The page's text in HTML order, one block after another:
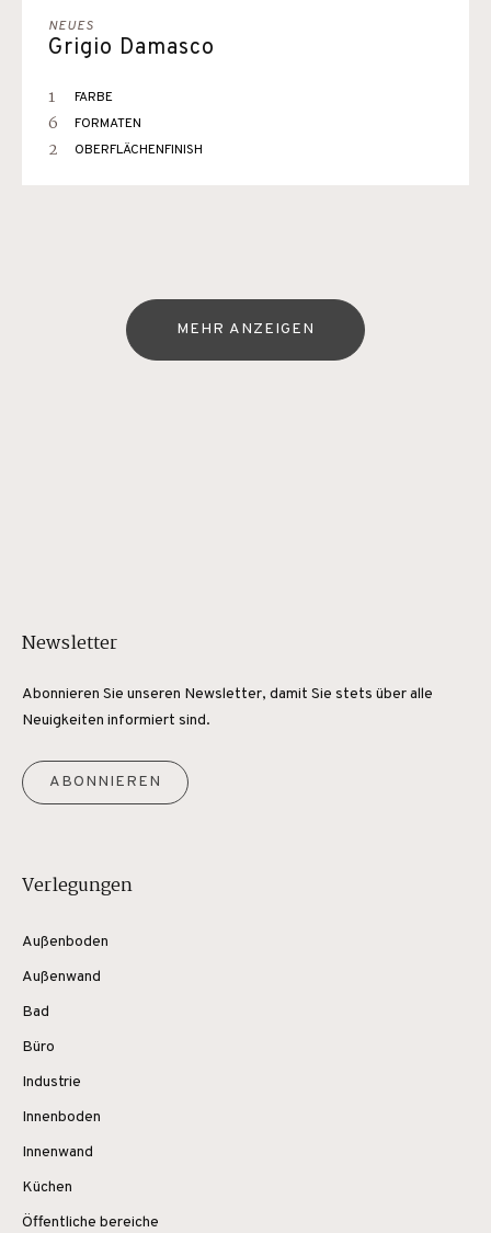
NEUES
Grigio Damasco
1 FARBE
6 FORMATEN
2 OBERFLÄCHENFINISH
MEHR ANZEIGEN
Newsletter
Abonnieren Sie unseren Newsletter, damit Sie stets über alle
Neuigkeiten informiert sind.
ABONNIEREN
Verlegungen
Außenboden
Außenwand
Bad
Büro
Industrie
Innenboden
Innenwand
Küchen
Öffentliche bereiche